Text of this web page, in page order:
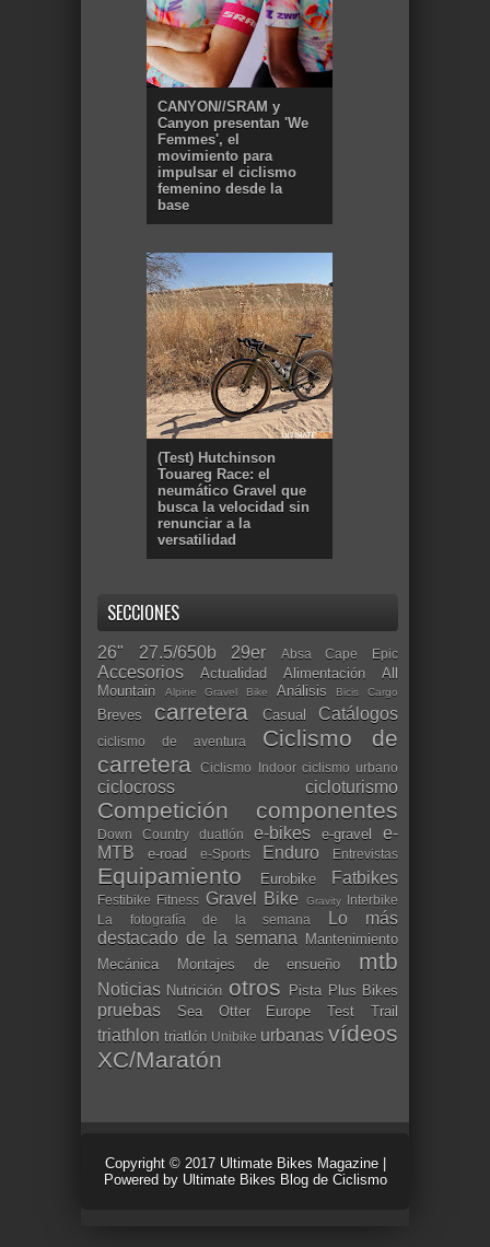
CANYON//SRAM y
Canyon presentan 'We
Femmes', el
movimiento para
impulsar el ciclismo
femenino desde la
base
(Test) Hutchinson
Touareg Race: el
neumático Gravel que
busca la velocidad sin
renunciar a la
versatilidad
SECCIONES
26" 27.5/650b 29er Absa Cape Epic
Accesorios Actualidad Alimentación
All
Mountain
Alpine Gravel Bike Análisis Bicis Cargo
Breves carretera Casual Catálogos
ciclismo de aventura
Ciclismo de
carretera
Ciclismo Indoor ciclismo urbano
ciclocross cicloturismo
Competición componentes
Down Country duatlón e-bikes e-gravel
e-
MTB
e-road e-Sports Enduro Entrevistas
Equipamiento Eurobike Fatbikes
Festibike Fitness Gravel Bike Gravity
Interbike
La fotografía de la semana
Lo más
destacado de la semana
Mantenimiento
Mecánica
Montajes de ensueño mtb
Noticias Nutrición otros Pista Plus Bikes
pruebas Sea Otter Europe Test Trail
triathlon triatlón Unibike urbanas vídeos
XC/Maratón
Copyright © 2017 Ultimate Bikes Magazine|
Powered by Ultimate Bikes Blog de Ciclismo